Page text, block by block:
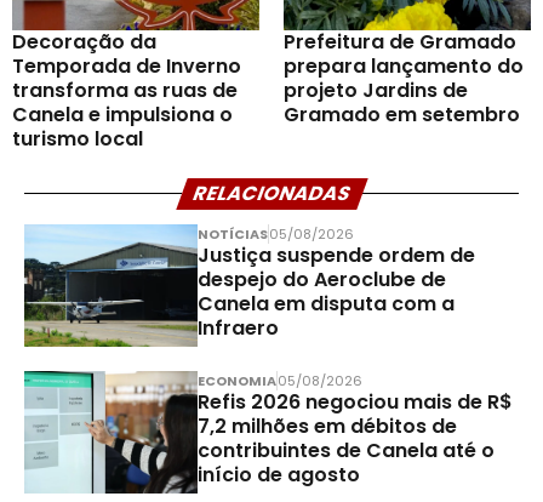
Decoração da
Temporada de Inverno
transforma as ruas de
Canela e impulsiona o
turismo local
Prefeitura de Gramado
prepara lançamento do
projeto Jardins de
Gramado em setembro
RELACIONADAS
NOTÍCIAS05/08/2026
Justiça suspende ordem de
despejo do Aeroclube de
Canela em disputa com a
Infraero
ECONOMIA05/08/2026
Refis 2026 negociou mais de R$
7,2 milhões em débitos de
contribuintes de Canela até o
início de agosto